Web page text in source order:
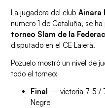
La jugadora del clubAinara
número 1 de Cataluña, se
torneo Slam de la
disputado en el CE Laietà.
Pozuelo mostró un nivel de
todo el torneo:
Final — victoria 7-5 /
Negre